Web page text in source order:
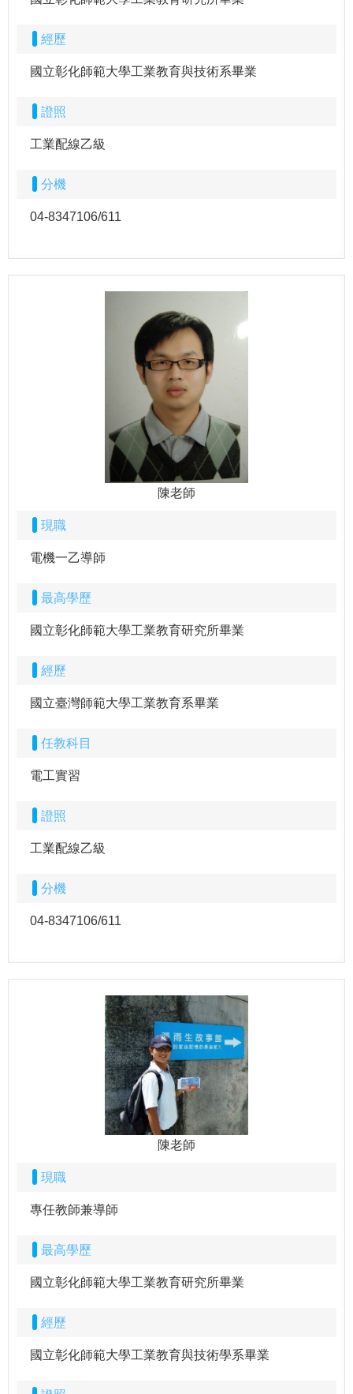
經歷
國立彰化師範大學工業教育與技術系畢業
證照
工業配線乙級
分機
04-8347106/611
陳老師
現職
電機一乙導師
最高學歷
國立彰化師範大學工業教育研究所畢業
經歷
國立臺灣師範大學工業教育系畢業
任教科目
電工實習
證照
工業配線乙級
分機
04-8347106/611
陳老師
現職
專任教師兼導師
最高學歷
國立彰化師範大學工業教育研究所畢業
經歷
國立彰化師範大學工業教育與技術學系畢業